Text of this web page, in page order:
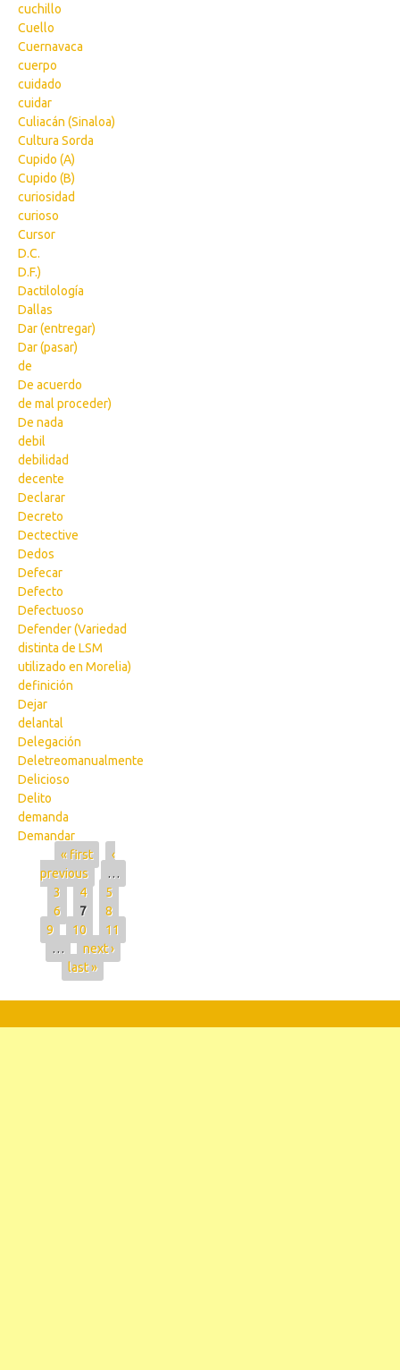
cuchillo
Cuello
Cuernavaca
cuerpo
cuidado
cuidar
Culiacán (Sinaloa)
Cultura Sorda
Cupido (A)
Cupido (B)
curiosidad
curioso
Cursor
D.C.
D.F.)
Dactilología
Dallas
Dar (entregar)
Dar (pasar)
de
De acuerdo
de mal proceder)
De nada
debil
debilidad
decente
Declarar
Decreto
Dectective
Dedos
Defecar
Defecto
Defectuoso
Defender (Variedad
distinta de LSM
utilizado en Morelia)
definición
Dejar
delantal
Delegación
Deletreomanualmente
Delicioso
Delito
demanda
Demandar
Pages« first
‹
previous
…
3
4
5
6
7
8
9
10
11
…
next ›
last »